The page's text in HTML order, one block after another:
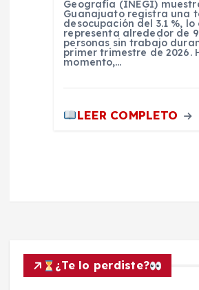
Geografía (INEGI)
Guanajuato registra una
desocupación del 3.1 %, lo
representa alrededor de
personas sin trabajo
primer trimestre de 2026.
momento,…
LEER COMPLETO
¿Te lo perdiste?